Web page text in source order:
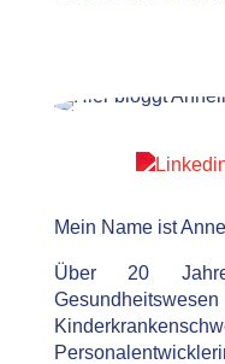
Mein Name ist
Über 20